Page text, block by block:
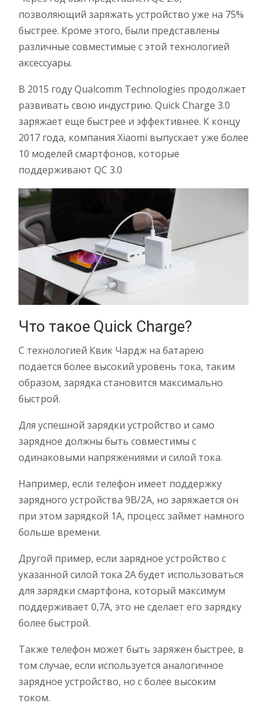
позволяющий заряжать устройство уже на 75%
быстрее. Кроме этого, были представлены
различные совместимые с этой технологией
аксессуары.
В 2015 году Qualcomm Technologies продолжает
развивать свою индустрию. Quick Charge 3.0
заряжает еще быстрее и эффективнее. К концу
2017 года, компания Xiaomi выпускает уже более
10 моделей смартфонов, которые
поддерживают QC 3.0
Что такое Quick Charge?
С технологией Квик Чардж на батарею
подается более высокий уровень тока, таким
образом, зарядка становится максимально
быстрой.
Для успешной зарядки устройство и само
зарядное должны быть совместимы с
одинаковыми напряжениями и силой тока.
Например, если телефон имеет поддержку
зарядного устройства 9В/2А, но заряжается он
при этом зарядкой 1А, процесс займет намного
больше времени.
Другой пример, если зарядное устройство с
указанной силой тока 2А будет использоваться
для зарядки смартфона, который максимум
поддерживает 0,7А, это не сделает его зарядку
более быстрой.
Также телефон может быть заряжен быстрее, в
том случае, если используется аналогичное
зарядное устройство, но с более высоким
током.